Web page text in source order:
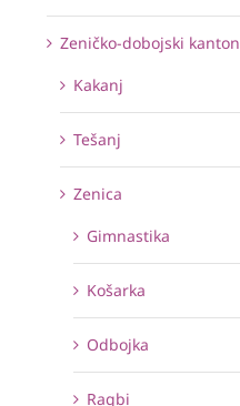
Zeničko-dobojski kanton
Kakanj
Tešanj
Zenica
Gimnastika
Košarka
Odbojka
Ragbi